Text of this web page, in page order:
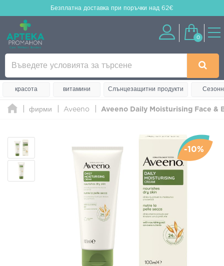
Безплатна доставка при поръчки над 62€
0
красота витамини Слънцезащитни продукти
фирми Aveeno Aveeno Daily Moisturising Face &
-10%